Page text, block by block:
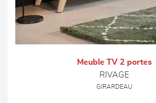
Meuble TV 2 portes
RIVAGE
GIRARDEAU